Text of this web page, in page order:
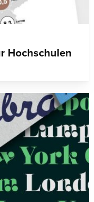
Hochschulen